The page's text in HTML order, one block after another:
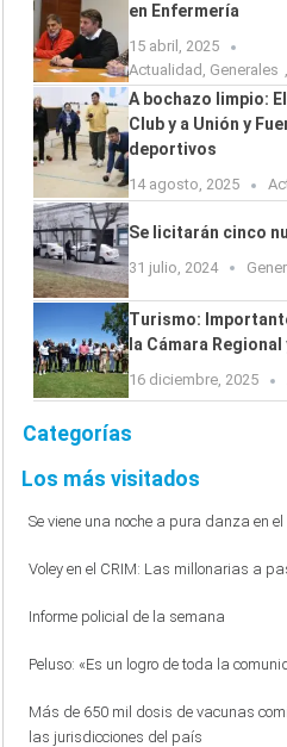
en Enfermería
15 abril, 2025
Actualidad , Generales ,
A bochazo limpio:
Club y a Unión y
deportivos
14 agosto, 2025
Se licitarán cinco
31 julio, 2024
Turismo:
la Cámara
16 diciembre, 2025
Categorías
Los más visitados
Se viene una noche a pura danza en el
Voley en el CRIM: Las millonarias a
Informe policial de la semana
Peluso: «Es un logro de toda la
Más de 650 mil dosis de vacunas
las jurisdicciones del país